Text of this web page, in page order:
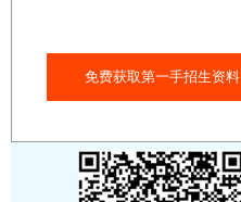
免费获取第一手招生资料